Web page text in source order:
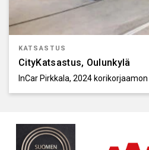
KATSASTUS
CityKatsastus, Oulunkylä
InCar Pirkkala, 2024